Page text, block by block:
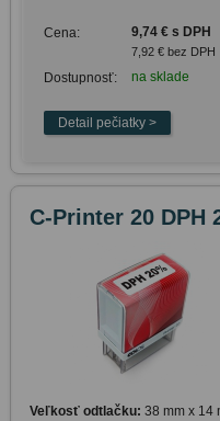
Cena: 9,74 € s DPH
7,92 € bez DPH
Dostupnosť: na sklade
C-Printer 20 DPH
Veľkosť odtlačku: 38 mm x 14